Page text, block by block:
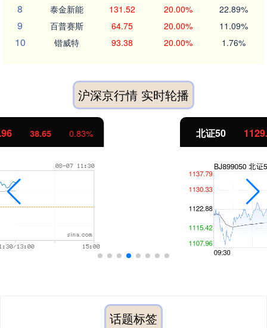
8 泰金新能 131.52 20.00% 22.89%
9 百普赛斯 64.75 20.00% 11.09%
10 锴威特 93.38 20.00% 1.76%
沪深京行情 实时轮播
北证50 0.61%
话题标签